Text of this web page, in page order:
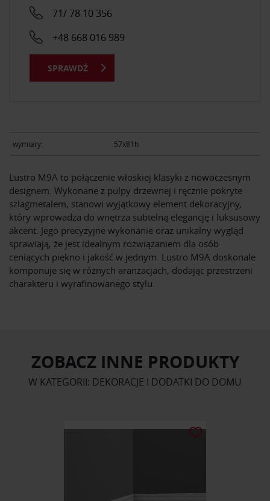
wymiary: 57x81h
Lustro M9A to połączenie włoskiej klasyki z nowoczesnym
designem. Wykonane z pulpy drzewnej i ręcznie pokryte
szlagmetalem, stanowi wyjątkowy element dekoracyjny,
który wprowadza do wnętrza subtelną elegancję i luksusowy
akcent. Jego precyzyjne wykonanie oraz unikalny wygląd
sprawiają, że jest idealnym rozwiązaniem dla osób
ceniących piękno i jakość w jednym. Lustro M9A doskonale
komponuje się w różnych aranżacjach, dodając przestrzeni
charakteru i wyrafinowanego stylu.
71/ 78 10 356
+48 668 016 989
SPRAWDŹ
ZOBACZ INNE PRODUKTY
W KATEGORII: DEKORACJE I DODATKI DO DOMU